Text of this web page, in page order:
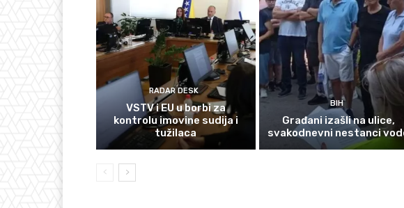
RADAR DESK
VSTV i EU u borbi za
kontrolu imovine sudija i
tužilaca
BIH
Građani izašli na ulice,
svakodnevni nestanci